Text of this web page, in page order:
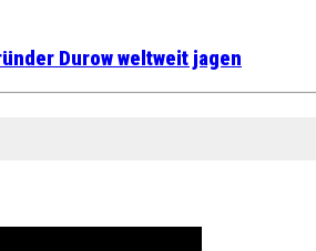
Durow weltweit jagen